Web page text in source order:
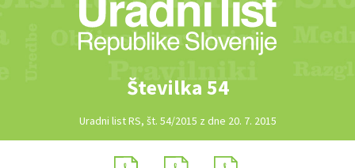
Številka 54
Uradni list RS, št. 54/2015 z dne 20. 7. 2015